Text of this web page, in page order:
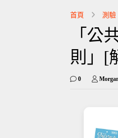
首頁 測驗
「公
則」[
0